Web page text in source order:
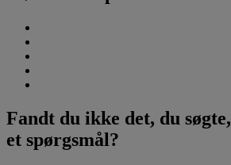
Fandt du ikke det, du
et spørgsmål?